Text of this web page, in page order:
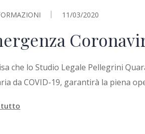
11/03/2020
che lo Studio Legale Pellegrini
da COVID-19, garantirà la piena
tutto